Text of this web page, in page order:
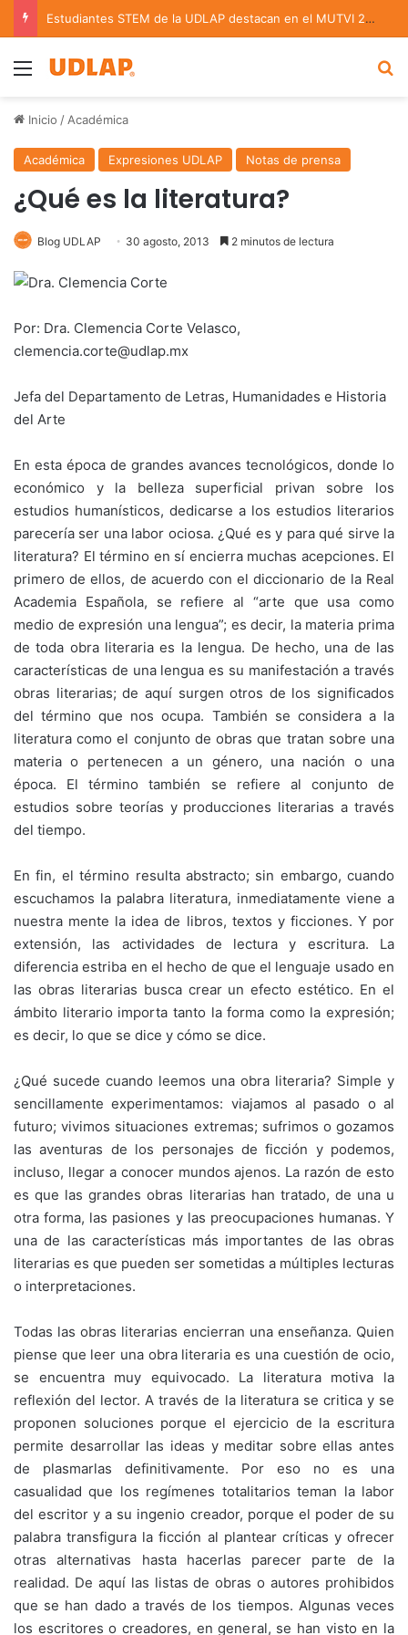
Estudiantes STEM de la UDLAP destacan en el MUTVI 2026
Menu
Inicio / Académica
Académica Expresiones UDLAP Notas de prensa
¿Qué es la literatura?
Blog UDLAP 30 agosto, 2013 2 minutos de lectura
Por: Dra. Clemencia Corte Velasco,
clemencia.corte@udlap.mx
Jefa del Departamento de Letras, Humanidades e Historia
del Arte
En esta época de grandes avances tecnológicos, donde lo
económico y la belleza superficial privan sobre los
estudios humanísticos, dedicarse a los estudios literarios
parecería ser una labor ociosa. ¿Qué es y para qué sirve la
literatura? El término en sí encierra muchas acepciones. El
primero de ellos, de acuerdo con el diccionario de la Real
Academia Española, se refiere al “arte que usa como
medio de expresión una lengua”; es decir, la materia prima
de toda obra literaria es la lengua. De hecho, una de las
características de una lengua es su manifestación a través
obras literarias; de aquí surgen otros de los significados
del término que nos ocupa. También se considera a la
literatura como el conjunto de obras que tratan sobre una
materia o pertenecen a un género, una nación o una
época. El término también se refiere al conjunto de
estudios sobre teorías y producciones literarias a través
del tiempo.
En fin, el término resulta abstracto; sin embargo, cuando
escuchamos la palabra literatura, inmediatamente viene a
nuestra mente la idea de libros, textos y ficciones. Y por
extensión, las actividades de lectura y escritura. La
diferencia estriba en el hecho de que el lenguaje usado en
las obras literarias busca crear un efecto estético. En el
ámbito literario importa tanto la forma como la expresión;
es decir, lo que se dice y cómo se dice.
¿Qué sucede cuando leemos una obra literaria? Simple y
sencillamente experimentamos: viajamos al pasado o al
futuro; vivimos situaciones extremas; sufrimos o gozamos
las aventuras de los personajes de ficción y podemos,
incluso, llegar a conocer mundos ajenos. La razón de esto
es que las grandes obras literarias han tratado, de una u
otra forma, las pasiones y las preocupaciones humanas. Y
una de las características más importantes de las obras
literarias es que pueden ser sometidas a múltiples lecturas
o interpretaciones.
Todas las obras literarias encierran una enseñanza. Quien
piense que leer una obra literaria es una cuestión de ocio,
se encuentra muy equivocado. La literatura motiva la
reflexión del lector. A través de la literatura se critica y se
proponen soluciones porque el ejercicio de la escritura
permite desarrollar las ideas y meditar sobre ellas antes
de plasmarlas definitivamente. Por eso no es una
casualidad que los regímenes totalitarios teman la labor
del escritor y a su ingenio creador, porque el poder de su
palabra transfigura la ficción al plantear críticas y ofrecer
otras alternativas hasta hacerlas parecer parte de la
realidad. De aquí las listas de obras o autores prohibidos
que se han dado a través de los tiempos. Algunas veces
los escritores o creadores, en general, se han visto en la